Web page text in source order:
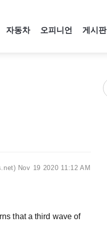
자동차 오피니언 게시판
Nov 19 2020 11:12 AM
that a third wave of